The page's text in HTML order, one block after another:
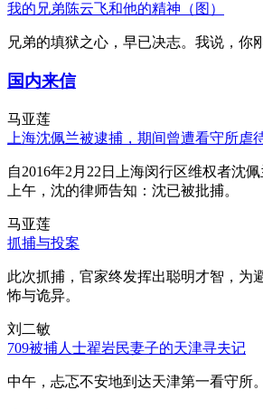
我的兄弟陈云飞和他的精神（图）
兄弟的填狱之心，早已决志。我说，你
国内来信
马亚莲
上海沈佩兰被逮捕，期间曾遭看守所虐
自2016年2月22日上海闵行区维权者沈
上午，沈的律师告知：沈已被批捕。
马亚莲
抓捕与投案
此次抓捕，官家终发挥出聪明才智，为
怖与诡异。
刘二敏
709被捕人士翟岩民妻子的天津寻夫记
中午，忐忑不安地到达天津第一看守所